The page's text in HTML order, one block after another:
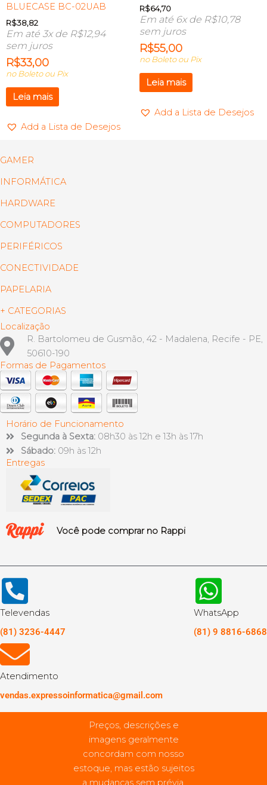
BLUECASE BC-02UAB
R$38,82
Em até 3x de R$12,94
sem juros
R$33,00
no Boleto ou Pix
Leia mais
Add a Lista de Desejos
R$64,70
Em até 6x de R$10,78
sem juros
R$55,00
no Boleto ou Pix
Leia mais
Add a Lista de Desejos
GAMER
INFORMÁTICA
HARDWARE
COMPUTADORES
PERIFÉRICOS
CONECTIVIDADE
PAPELARIA
+ CATEGORIAS
Localização
R. Bartolomeu de Gusmão, 42 - Madalena, Recife - PE,
50610-190
Formas de Pagamentos
Horário de Funcionamento
Segunda à Sexta: 08h30 às 12h e 13h às 17h
Sábado: 09h às 12h
Entregas
Você pode comprar no Rappi
Televendas
(81) 3236-4447
WhatsApp
(81) 9 8816-6868
Atendimento
vendas.expressoinformatica@gmail.com
Preços, descrições e
imagens geralmente
concordam com nosso
estoque, mas estão sujeitos
a mudanças sem prévia.